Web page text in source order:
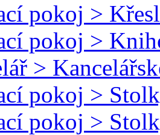
pokoj >
pokoj >
>
pokoj >
pokoj >